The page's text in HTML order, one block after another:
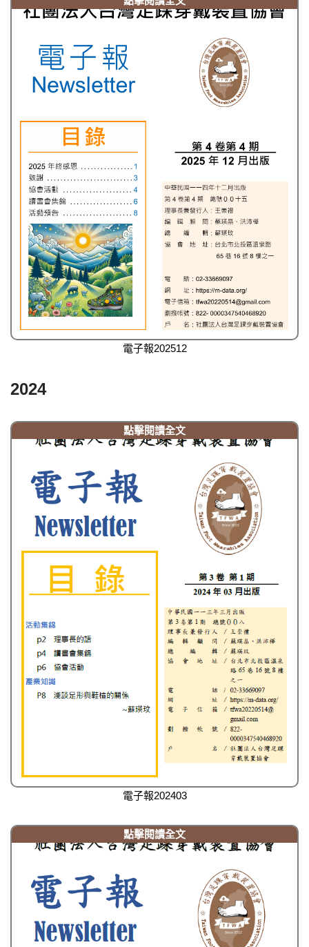
電子報202512
2024
點擊閱讀全文
電子報202403
點擊閱讀全文